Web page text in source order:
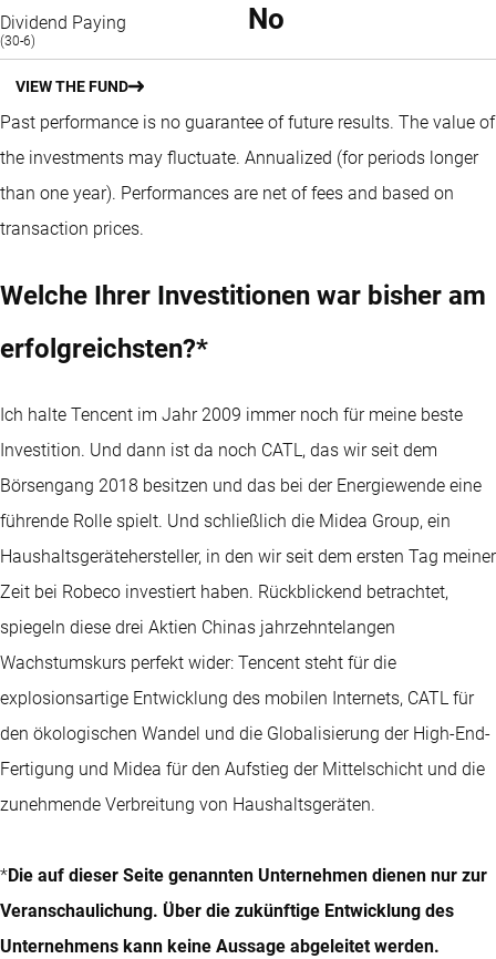
Dividend Paying
(30-6)
No
VIEW THE FUND
Past performance is no guarantee of future results. The value of
the investments may fluctuate. Annualized (for periods longer
than one year). Performances are net of fees and based on
transaction prices.
Welche Ihrer Investitionen war bisher am
erfolgreichsten?*
Ich halte Tencent im Jahr 2009 immer noch für meine beste
Investition. Und dann ist da noch CATL, das wir seit dem
Börsengang 2018 besitzen und das bei der Energiewende eine
führende Rolle spielt. Und schließlich die Midea Group, ein
Haushaltsgerätehersteller, in den wir seit dem ersten Tag meiner
Zeit bei Robeco investiert haben. Rückblickend betrachtet,
spiegeln diese drei Aktien Chinas jahrzehntelangen
Wachstumskurs perfekt wider: Tencent steht für die
explosionsartige Entwicklung des mobilen Internets, CATL für
den ökologischen Wandel und die Globalisierung der High-End-
Fertigung und Midea für den Aufstieg der Mittelschicht und die
zunehmende Verbreitung von Haushaltsgeräten.
*Die auf dieser Seite genannten Unternehmen dienen nur zur
Veranschaulichung. Über die zukünftige Entwicklung des
Unternehmens kann keine Aussage abgeleitet werden.